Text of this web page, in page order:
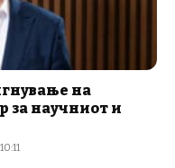
на
за научниот и